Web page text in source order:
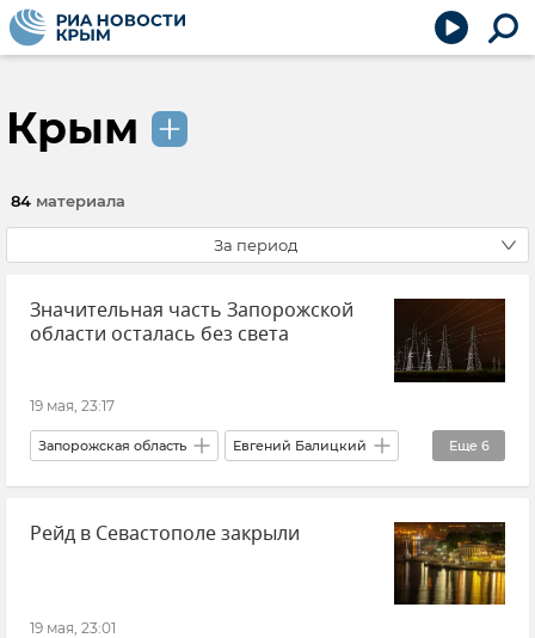
Крым
84 материала
За период
Значительная часть Запорожской
области осталась без света
19 мая, 23:17
Еще 6
Запорожская область Евгений Балицкий
Новые регионы России Энергетика
Электроэнергия Электросети
Рейд в Севастополе закрыли
19 мая, 23:01